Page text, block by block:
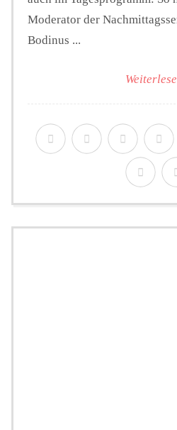
Moderator der
Bodinus ...